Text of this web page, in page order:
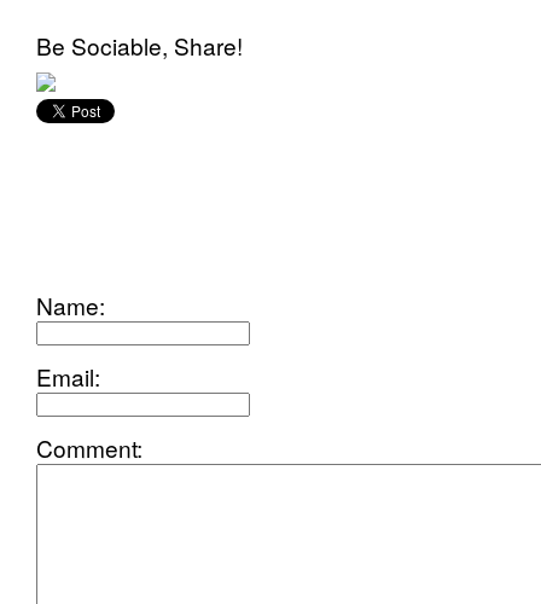
Be Sociable, Share!
Name:
Email:
Comment: